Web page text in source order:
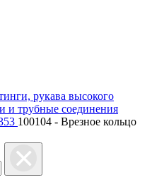
рукава высокого
и трубные соединения
100104 - Врезное кольцо